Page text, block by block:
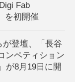
Fab
を初開催
登壇、「長谷
ンペティション
が8月19日に開